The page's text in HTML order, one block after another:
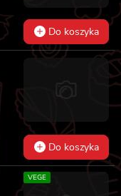
Do koszyka
Do koszyka
VEGE